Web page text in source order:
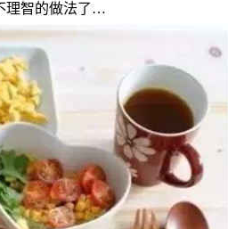
理智的做法了…